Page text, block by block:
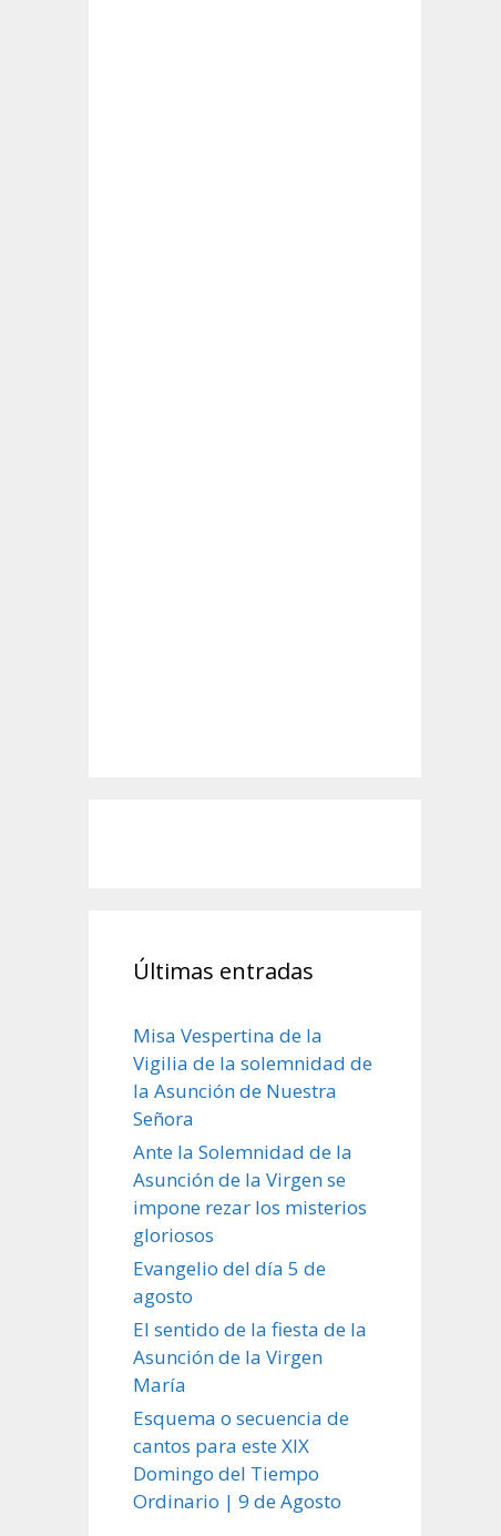
Últimas entradas
Misa Vespertina de la
Vigilia de la solemnidad de
la Asunción de Nuestra
Señora
Ante la Solemnidad de la
Asunción de la Virgen se
impone rezar los misterios
gloriosos
Evangelio del día 5 de
agosto
El sentido de la fiesta de la
Asunción de la Virgen
María
Esquema o secuencia de
cantos para este XIX
Domingo del Tiempo
Ordinario | 9 de Agosto